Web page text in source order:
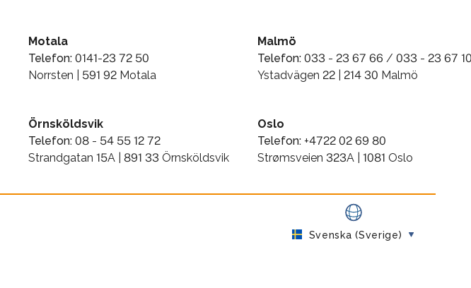
Motala
Telefon: 0141-23 72 50
Norrsten | 591 92 Motala
Örnsköldsvik
Telefon: 08 - 54 55 12 72
Strandgatan 15A | 891 33 Örnsköldsvik
Malmö
Telefon: 033 - 23 67 66 / 033 - 23 67
Ystadvägen 22 | 214 30 Malmö
Oslo
Telefon: +4722 02 69 80
Strømsveien 323A | 1081 Oslo
Svenska (Sverige)